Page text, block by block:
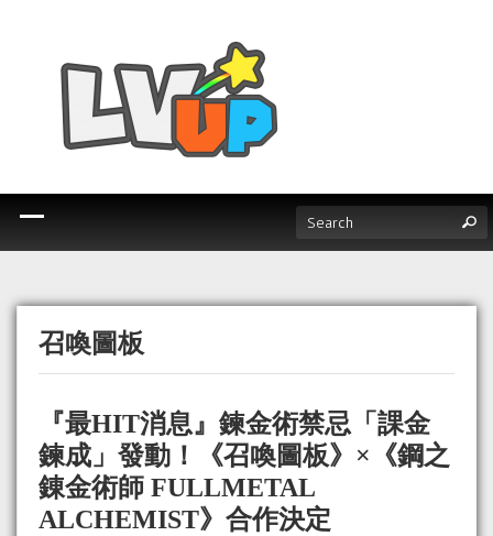
召喚圖板
『最HIT消息』鍊金術禁忌「課金
鍊成」發動！《召喚圖板》×《鋼之
錬金術師 FULLMETAL
ALCHEMIST》合作決定